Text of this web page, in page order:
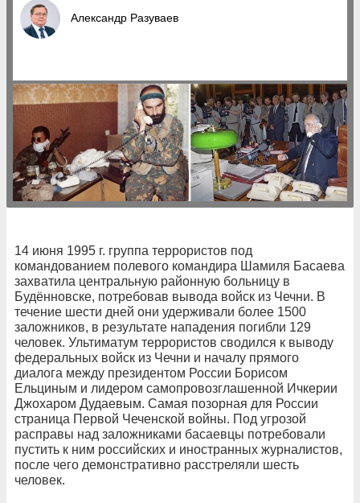
Александр Разуваев
14 июня 1995 г. группа террористов под
командованием полевого командира Шамиля Басаева
захватила центральную районную больницу в
Будённовске, потребовав вывода войск из Чечни. В
течение шести дней они удерживали более 1500
заложников, в результате нападения погибли 129
человек. Ультиматум террористов сводился к выводу
федеральных войск из Чечни и началу прямого
диалога между президентом России Борисом
Ельциным и лидером самопровозглашенной Ичкерии
Джохаром Дудаевым. Самая позорная для России
страница Первой Чеченской войны. Под угрозой
расправы над заложниками басаевцы потребовали
пустить к ним российских и иностранных журналистов,
после чего демонстративно расстреляли шесть
человек.